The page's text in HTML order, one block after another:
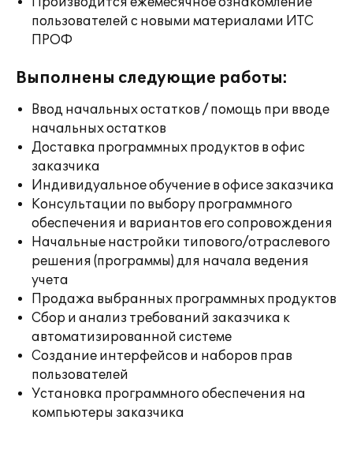
пользователей с новыми материалами ИТС
ПРОФ
Выполнены следующие работы:
Ввод начальных остатков / помощь при вводе
начальных остатков
Доставка программных продуктов в офис
заказчика
Индивидуальное обучение в офисе заказчика
Консультации по выбору программного
обеспечения и вариантов его сопровождения
Начальные настройки типового/отраслевого
решения (программы) для начала ведения
учета
Продажа выбранных программных продуктов
Сбор и анализ требований заказчика к
автоматизированной системе
Создание интерфейсов и наборов прав
пользователей
Установка программного обеспечения на
компьютеры заказчика